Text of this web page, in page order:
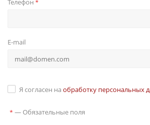
Телефон *
E-mail
Я согласен на обработку персональных
* — Обязательные поля